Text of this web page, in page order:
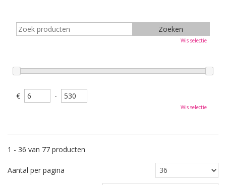
Wis selectie
€ -
Wis selectie
1 - 36 van 77 producten
Aantal per pagina